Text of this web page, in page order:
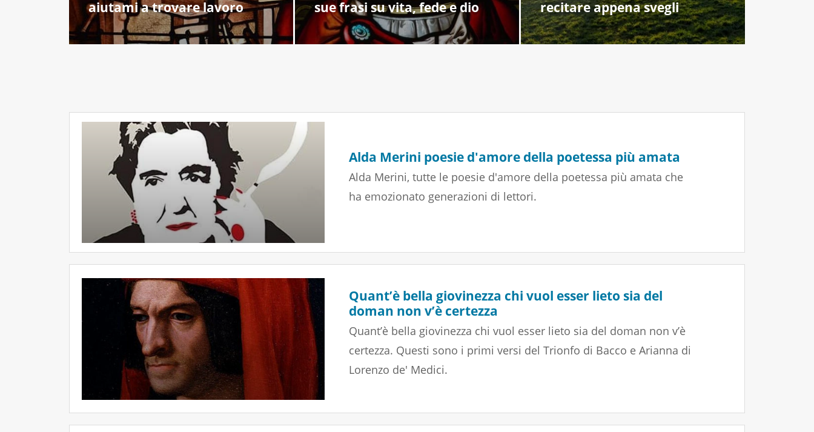
aiutami a trovare lavoro
sue frasi su vita, fede e dio
recitare appena svegli
Alda Merini poesie d'amore della poetessa più amata
Alda Merini, tutte le poesie d'amore della poetessa più amata che
ha emozionato generazioni di lettori.
Quant’è bella giovinezza chi vuol esser lieto sia del
doman non v’è certezza
Quant’è bella giovinezza chi vuol esser lieto sia del doman non v’è
certezza. Questi sono i primi versi del Trionfo di Bacco e Arianna di
Lorenzo de' Medici.